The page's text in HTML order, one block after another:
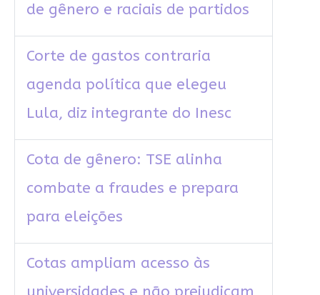
de gênero e raciais de partidos
Corte de gastos contraria
agenda política que elegeu
Lula, diz integrante do Inesc
Cota de gênero: TSE alinha
combate a fraudes e prepara
para eleições
Cotas ampliam acesso às